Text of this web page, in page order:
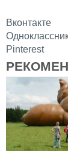
Вконтакте
Pinterest